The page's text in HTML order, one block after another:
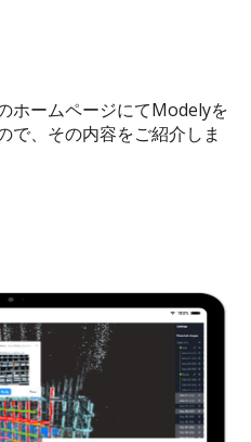
ホームページにてModelyを
で、その内容をご紹介しま